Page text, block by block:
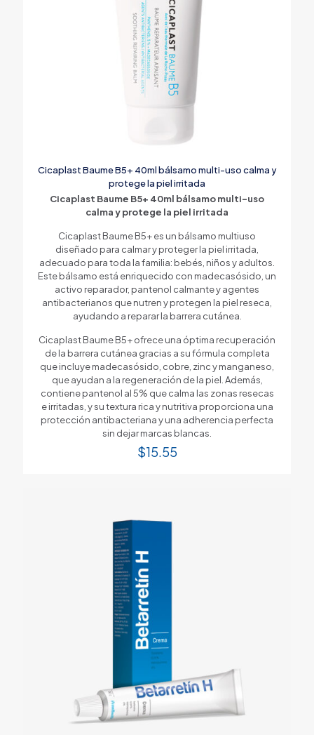
Cicaplast Baume B5+ 40ml bálsamo multi-uso calma y
protege la piel irritada
Cicaplast Baume B5+ 40ml bálsamo multi-uso
calma y protege la piel irritada
Cicaplast Baume B5+ es un bálsamo multiuso
diseñado para calmar y proteger la piel irritada,
adecuado para toda la familia: bebés, niños y adultos.
Este bálsamo está enriquecido con madecasósido, un
activo reparador, pantenol calmante y agentes
antibacterianos que nutren y protegen la piel reseca,
ayudando a reparar la barrera cutánea.
Cicaplast Baume B5+ ofrece una óptima recuperación
de la barrera cutánea gracias a su fórmula completa
que incluye madecasósido, cobre, zinc y manganeso,
que ayudan a la regeneración de la piel. Además,
contiene pantenol al 5% que calma las zonas resecas
e irritadas, y su textura rica y nutritiva proporciona una
protección antibacteriana y una adherencia perfecta
sin dejar marcas blancas.
$15.55